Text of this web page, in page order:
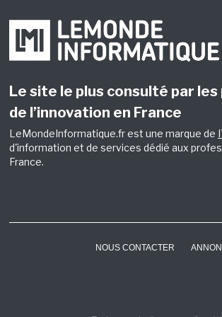
Le site le plus consulté par
de l’innovation en France
LeMondeInformatique.fr est une marque de
d'information et de services dédié aux
France.
NOUS CONTACTER